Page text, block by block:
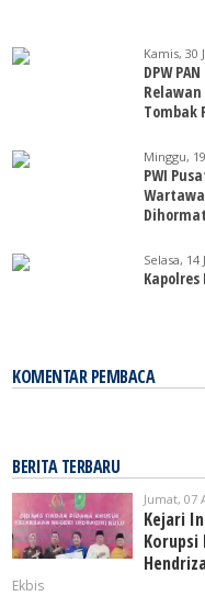
Kamis, 30
DPW
Tombak
Minggu,
PWI
Selasa, 14
KOMENTAR PEMBACA
BERITA TERBARU
Jumat, 07
Kejari
Korupsi
Ekbis